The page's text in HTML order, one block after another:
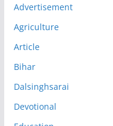
Advertisement
Agriculture
Article
Bihar
Dalsinghsarai
Devotional